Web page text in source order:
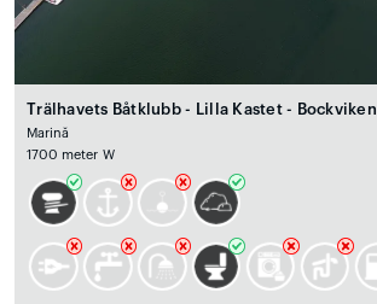
Trälhavets Båtklubb - Lilla Kastet - Bockviken
Marină
1700 meter W